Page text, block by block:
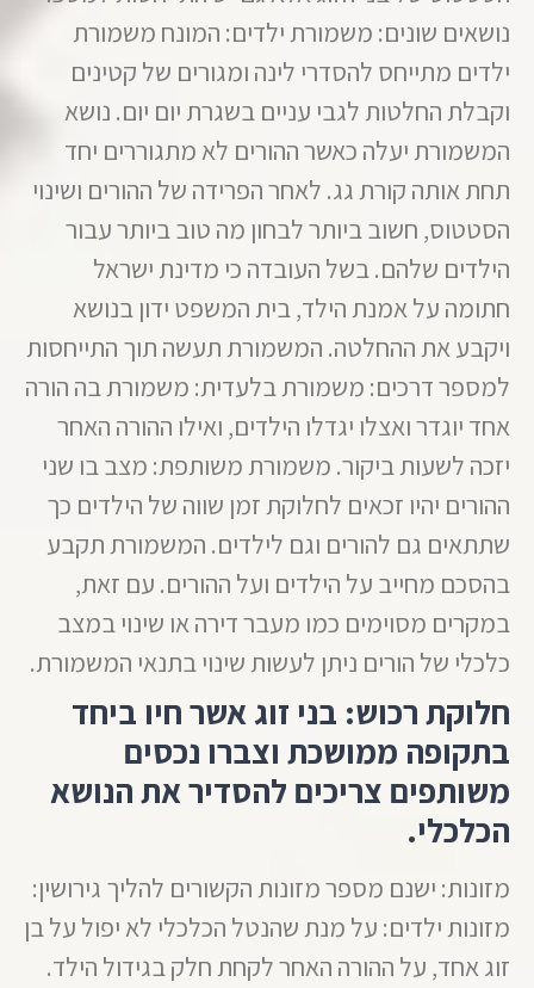
נושאים שונים: משמורת ילדים: המונח משמורת
ילדים מתייחס להסדרי לינה ומגורים של קטינים
וקבלת החלטות לגבי עניים בשגרת יום יום. נושא
המשמורת יעלה כאשר ההורים לא מתגוררים יחד
תחת אותה קורת גג. לאחר הפרידה של ההורים ושינוי
הסטטוס, חשוב ביותר לבחון מה טוב ביותר עבור
הילדים שלהם. בשל העובדה כי מדינת ישראל
חתומה על אמנת הילד, בית המשפט ידון בנושא
ויקבע את ההחלטה. המשמורת תעשה תוך התייחסות
למספר דרכים: משמורת בלעדית: משמורת בה הורה
אחד יוגדר ואצלו יגדלו הילדים, ואילו ההורה האחר
יזכה לשעות ביקור. משמורת משותפת: מצב בו שני
ההורים יהיו זכאים לחלוקת זמן שווה של הילדים כך
שתתאים גם להורים וגם לילדים. המשמורת תקבע
בהסכם מחייב על הילדים ועל ההורים. עם זאת,
במקרים מסוימים כמו מעבר דירה או שינוי במצב
כלכלי של הורים ניתן לעשות שינוי בתנאי המשמורת.
חלוקת רכוש: בני זוג אשר חיו ביחד
בתקופה ממושכת וצברו נכסים
משותפים צריכים להסדיר את הנושא
הכלכלי.
מזונות: ישנם מספר מזונות הקשורים להליך גירושין:
מזונות ילדים: על מנת שהנטל הכלכלי לא יפול על בן
זוג אחד, על ההורה האחר לקחת חלק בגידול הילד.